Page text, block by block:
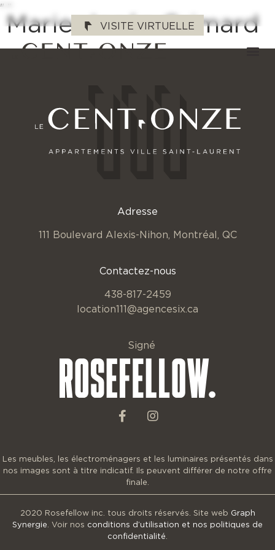
" "
VISITE VIRTUELLE
Marie-Josée Grimard
Adresse
111 Boulevard Alexis-Nihon, Montréal, QC
Contactez-nous
438-817-2459
location111@agencesix.ca
Signé
Les meubles, les électroménagers et les luminaires présentés dans
nos images sont à titre indicatif. Ils peuvent différer de notre offre
finale.
2020 Rosefellow inc. tous droits réservés. Site web Graph
Synergie . Voir nos conditions d’utilisation et nos politiques de
confidentialité